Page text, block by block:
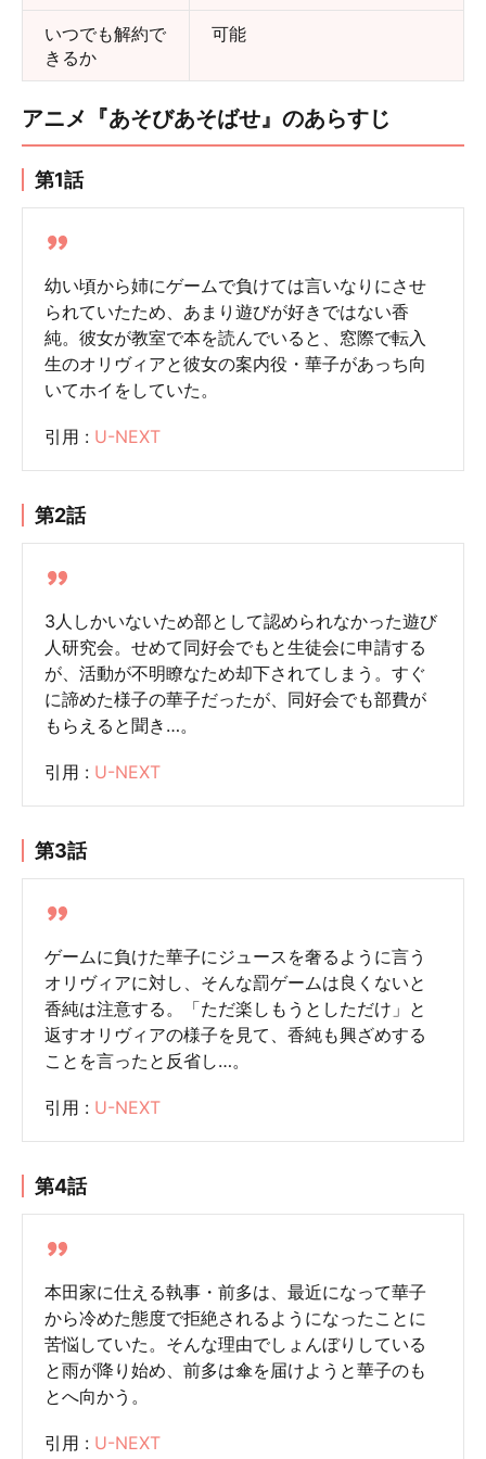
いつでも解約で
きるか
可能
アニメ『あそびあそばせ』のあらすじ
第1話
幼い頃から姉にゲームで負けては言いなりにさせ
られていたため、あまり遊びが好きではない香
純。彼女が教室で本を読んでいると、窓際で転入
生のオリヴィアと彼女の案内役・華子があっち向
いてホイをしていた。
引用 : U-NEXT
第2話
3人しかいないため部として認められなかった遊び
人研究会。せめて同好会でもと生徒会に申請する
が、活動が不明瞭なため却下されてしまう。すぐ
に諦めた様子の華子だったが、同好会でも部費が
もらえると聞き…。
引用 : U-NEXT
第3話
ゲームに負けた華子にジュースを奢るように言う
オリヴィアに対し、そんな罰ゲームは良くないと
香純は注意する。「ただ楽しもうとしただけ」と
返すオリヴィアの様子を見て、香純も興ざめする
ことを言ったと反省し…。
引用 : U-NEXT
第4話
本田家に仕える執事・前多は、最近になって華子
から冷めた態度で拒絶されるようになったことに
苦悩していた。そんな理由でしょんぼりしている
と雨が降り始め、前多は傘を届けようと華子のも
とへ向かう。
引用 : U-NEXT